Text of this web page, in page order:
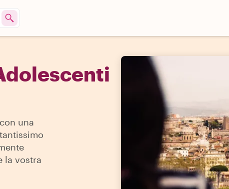
una
la vostra